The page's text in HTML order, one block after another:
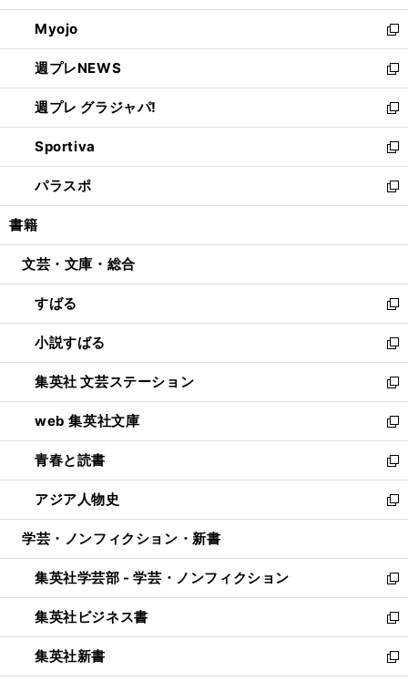
開
く
ウ
で
開
く
ン
ド
ウ
で
開
く
ウ
ィ
ン
ド
ウ
で
開
く
Myojo
新
し
い
ウ
ィ
ン
ド
ウ
で
開
週プレNEWS
新
し
い
ウ
ィ
ン
ド
ウ
開
週プレ グラジャパ!
新
し
い
ウ
ィ
ン
ウ
開
く
Sportiva
新
し
い
ウ
ン
ウ
で
開
く
パラスポ
新
し
ウ
ン
ド
ウ
で
開
く
書籍
文芸・文庫・総合
すばる
新
し
い
ウ
ィ
ン
ド
ウ
で
開
く
小説すばる
新
し
い
ウ
ィ
ン
ド
ウ
で
開
集英社 文芸ステーション
新
し
い
ウ
ィ
ン
ド
ウ
開
く
web 集英社文庫
新
し
い
ウ
ィ
ン
ウ
で
開
く
青春と読書
新
し
い
ウ
ン
ド
ウ
で
開
く
アジア人物史
新
し
ウ
ィ
ン
ド
ウ
で
開
学芸・ノンフィクション・新書
集英社学芸部 - 学芸・ノンフィクション
新
し
い
ウ
ィ
ン
集英社ビジネス書
新
し
い
ウ
集英社新書
新